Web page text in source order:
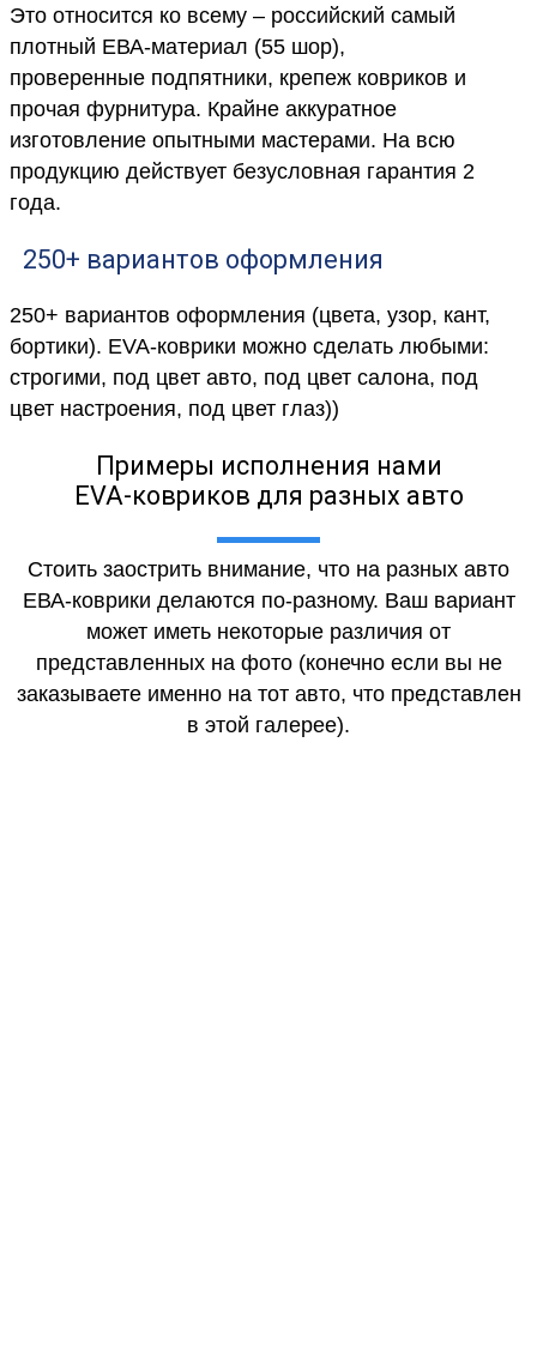
Это относится ко всему – российский самый
плотный ЕВА-материал (55 шор),
проверенные подпятники, крепеж ковриков и
прочая фурнитура. Крайне аккуратное
изготовление опытными мастерами. На всю
продукцию действует безусловная гарантия 2
года.
250+ вариантов оформления
250+ вариантов оформления (цвета, узор, кант,
бортики). EVA-коврики можно сделать любыми:
строгими, под цвет авто, под цвет салона, под
цвет настроения, под цвет глаз))
Примеры исполнения нами
EVA-ковриков для разных авто
Стоить заострить внимание, что на разных авто
ЕВА-коврики делаются по-разному. Ваш вариант
может иметь некоторые различия от
представленных на фото (конечно если вы не
заказываете именно на тот авто, что представлен
в этой галерее).